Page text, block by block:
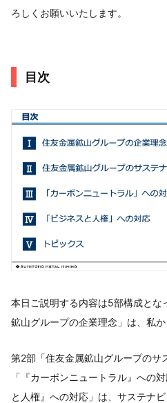
ろしくお願いいたします。
目次
本日ご説明する内容は5部構成とな
鉱山グループの企業理念」は、私か
第2部「住友金属鉱山グループのサ
「『カーボンニュートラル』への
と人権』への対応」は、サステナ